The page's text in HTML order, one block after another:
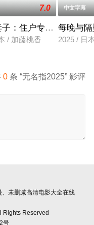
神像杀人事件，勘案过
7.0
子：住户专用洞口
/ 加藤桃香
中文字幕
每晚与
2025 / 日
0 条 “无名指2025” 影评
未删减高清电影大全在线
Rights Reserved
号